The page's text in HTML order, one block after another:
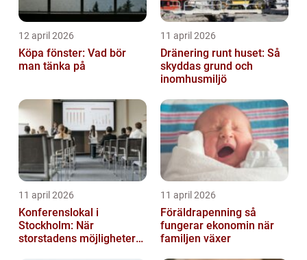
12 april 2026
Köpa fönster: Vad bör
man tänka på
11 april 2026
Dränering runt huset: Så
skyddas grund och
inomhusmiljö
11 april 2026
Konferenslokal i
Stockholm: När
storstadens möjligheter
11 april 2026
Föräldrapenning så
fungerar ekonomin när
familjen växer